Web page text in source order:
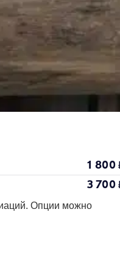
1 800
3 700
Опции можно